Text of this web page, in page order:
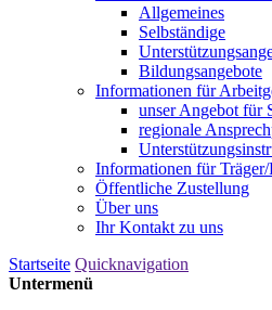
Allgemeines
Selbständige
Bildungsangebote
Informationen für
unser Angebot für
regionale
Informationen für Träger/
Öffentliche Zustellung
Über uns
Ihr Kontakt zu uns
Startseite Quicknavigation
Untermenü